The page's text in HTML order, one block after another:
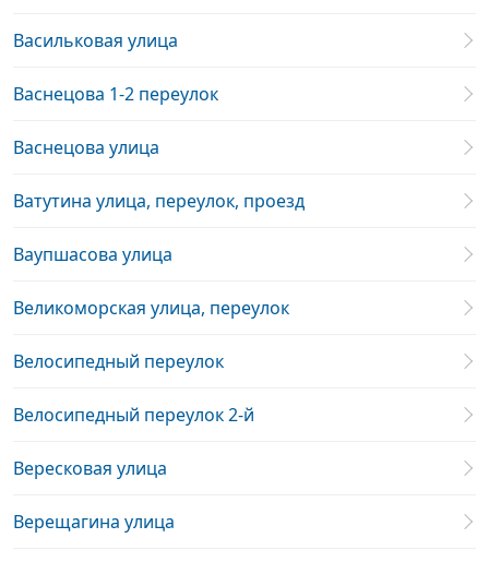
Васильковая улица
Васнецова 1-2 переулок
Васнецова улица
Ватутина улица, переулок, проезд
Ваупшасова улица
Великоморская улица, переулок
Велосипедный переулок
Велосипедный переулок 2-й
Вересковая улица
Верещагина улица